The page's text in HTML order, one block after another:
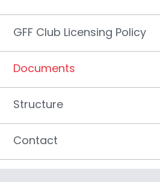
GFF Club Licensing Policy
Documents
Structure
Contact